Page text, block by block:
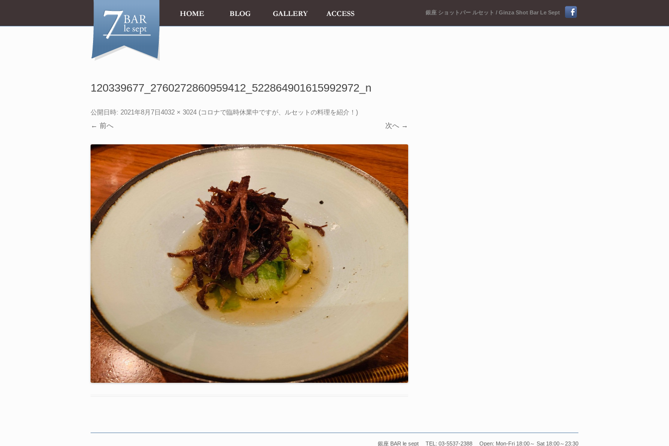
銀座 ショットバー ルセット / Ginza Shot Bar Le Sept
120339677_2760272860959412_522864901615992972_n
公開日時: 2021年8月7日 4032 × 3024 (コロナで臨時休業中ですが、ルセットの料理を紹介！ )
← 前へ 次へ →
銀座 BAR le sept TEL: 03-5537-2388 Open: Mon-Fri 18:00～ Sat 18:00～23:30